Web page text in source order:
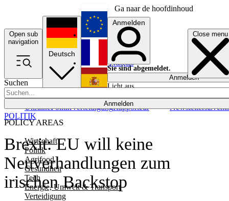
Ga naar de hoofdinhoud
Open sub
navigation
Close menu
Suchen
Anmelden
POLICY AREAS
Wirtschaft
Politik
Agrifood
Gesundheit
Tech
Energie, Umwelt & Transport
Verteidigung
UkrainePolitikVerteidigungRapporteur NewslettersEvents
Deutsch
English
Français
Anmelden
Sie sind abgemeldet.
Anmelden
Licht aus
Brexit: EU will keine
Neuverhandlungen zum
irischen Backstop
POLITIK